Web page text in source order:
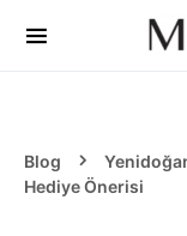
Blog
Hediye Önerisi